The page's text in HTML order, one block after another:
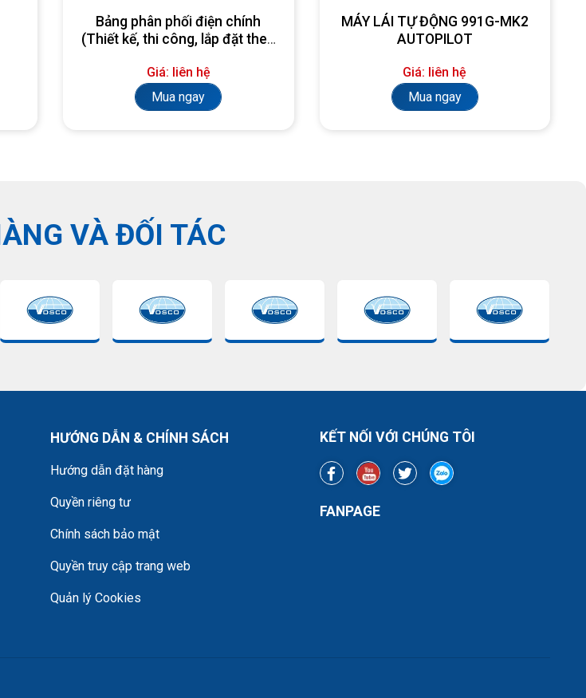
Bảng phân phối điện chính
(Thiết kế, thi công, lắp đặt theo
Giá: liên hệ
Mua ngay
MÁY LÁI TỰ ĐỘNG 991G-MK2
AUTOPILOT
Giá: liên hệ
Mua ngay
VÀ ĐỐI TÁC
HƯỚNG DẪN & CHÍNH SÁCH
Hướng dẫn đặt hàng
Quyền riêng tư
Chính sách bảo mật
Quyền truy cập trang web
Quản lý Cookies
KẾT NỐI VỚI CHÚNG TÔI
FANPAGE